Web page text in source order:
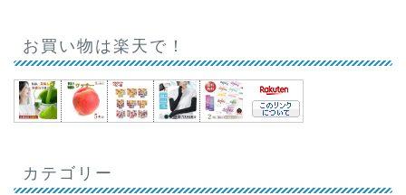
お買い物は楽天で！
カテゴリー